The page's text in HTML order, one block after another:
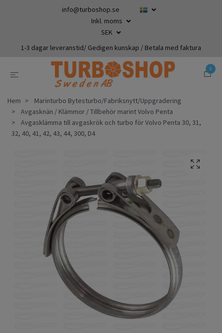
info@turboshop.se
Inkl. moms
SEK
1-3 dagar leveranstid/ Gedigen kunskap / Betala med faktura
0
Hem
Marinturbo Bytesturbo/Fabriksnytt/Uppgradering
Avgasknän / Klämmor / Tillbehör marint Volvo Penta
Avgasklämma till avgaskrök och turbo för Volvo Penta 30, 31,
32, 40, 41, 42, 43, 44, 300, D4